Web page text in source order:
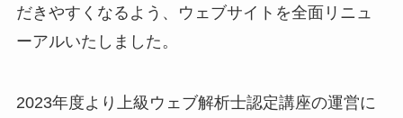
だきやすくなるよう、ウェブサイトを全面リニュ
ーアルいたしました。
2023年度より上級ウェブ解析士認定講座の運営に